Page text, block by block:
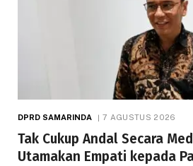
DPRD SAMARINDA 7 AGUSTUS 2026
Tak Cukup Andal Secara
Utamakan Empati kepada